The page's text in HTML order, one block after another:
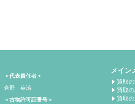
＜代表責任者＞
倉野 英治
＜古物許可証番号＞
メイン
買取
買取の
買取